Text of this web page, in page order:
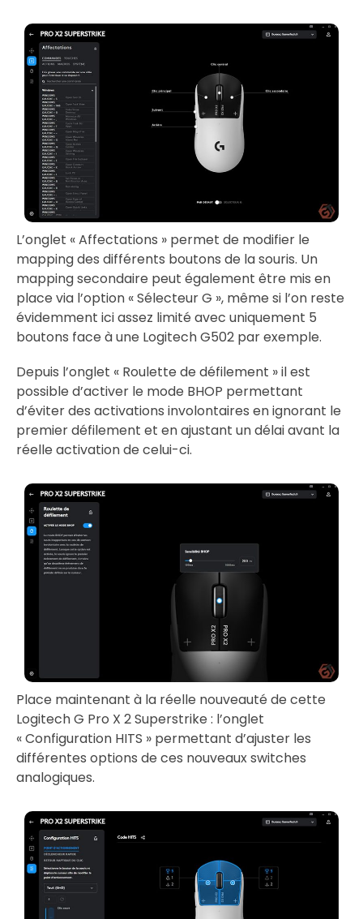
L’onglet « Affectations » permet de modifier le
mapping des différents boutons de la souris. Un
mapping secondaire peut également être mis en
place via l’option « Sélecteur G », même si l’on reste
évidemment ici assez limité avec uniquement 5
boutons face à une Logitech G502 par exemple.
Depuis l’onglet « Roulette de défilement » il est
possible d’activer le mode BHOP permettant
d’éviter des activations involontaires en ignorant le
premier défilement et en ajustant un délai avant la
réelle activation de celui-ci.
Place maintenant à la réelle nouveauté de cette
Logitech G Pro X 2 Superstrike : l’onglet
« Configuration HITS » permettant d’ajuster les
différentes options de ces nouveaux switches
analogiques.